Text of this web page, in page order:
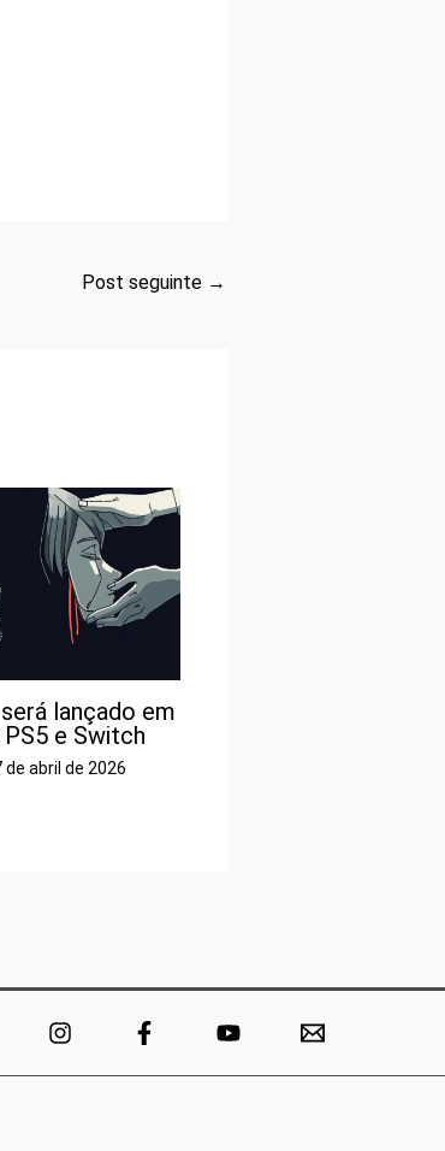
Post seguinte →
lançado em
e Switch
de abril de 2026